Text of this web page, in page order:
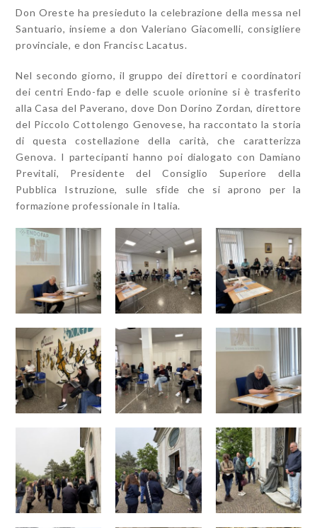
Don Oreste ha presieduto la celebrazione della messa nel
Santuario, insieme a don Valeriano Giacomelli, consigliere
provinciale, e don Francisc Lacatus.
Nel secondo giorno, il gruppo dei direttori e coordinatori
dei centri Endo-fap e delle scuole orionine si è trasferito
alla Casa del Paverano, dove Don Dorino Zordan, direttore
del Piccolo Cottolengo Genovese, ha raccontato la storia
di questa costellazione della carità, che caratterizza
Genova. I partecipanti hanno poi dialogato con Damiano
Previtali, Presidente del Consiglio Superiore della
Pubblica Istruzione, sulle sfide che si aprono per la
formazione professionale in Italia.